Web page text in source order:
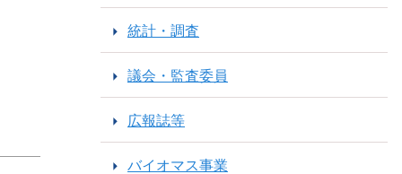
統計・調査
議会・監査委員
広報誌等
バイオマス事業